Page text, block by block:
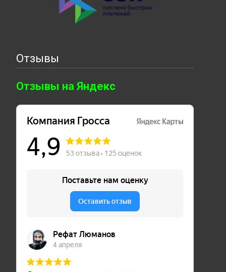
Отзывы
Отзывы на Яндекс